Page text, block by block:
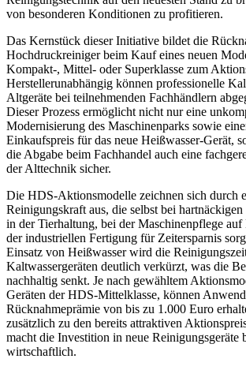
von besonderen Konditionen zu profitieren.
Das Kernstück dieser Initiative bildet die
Hochdruckreiniger beim Kauf eines neuen
Kompakt-, Mittel- oder Superklasse zum
Herstellerunabhängig können professionelle
Altgeräte bei teilnehmenden Fachhändlern
Dieser Prozess ermöglicht nicht nur eine
Modernisierung des Maschinenparks sowie
Einkaufspreis für das neue Heißwasser-Gerät,
die Abgabe beim Fachhandel auch eine
der Alttechnik sicher.
Die HDS-Aktionsmodelle zeichnen sich durch
Reinigungskraft aus, die selbst bei
in der Tierhaltung, bei der Maschinenpflege auf
der industriellen Fertigung für Zeitersparnis
Einsatz von Heißwasser wird die
Kaltwassergeräten deutlich verkürzt, was die
nachhaltig senkt. Je nach gewähltem
Geräten der HDS-Mittelklasse, können
Rücknahmeprämie von bis zu 1.000 Euro
zusätzlich zu den bereits attraktiven
macht die Investition in neue Reinigungsgeräte
wirtschaftlich.